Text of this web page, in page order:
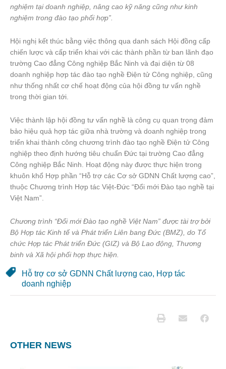
nghiệm tại doanh nghiệp, nâng cao kỹ năng cũng như kinh
nghiệm trong đào tạo phối hợp”.
Hội nghị kết thúc bằng việc thông qua danh sách Hội đồng cấp
chiến lược và cấp triển khai với các thành phần từ ban lãnh đạo
trường Cao đẳng Công nghiệp Bắc Ninh và đại diện từ 08
doanh nghiệp hợp tác đào tạo nghề Điện tử Công nghiệp, cũng
như thống nhất cơ chế hoạt động của hội đồng tư vấn nghề
trong thời gian tới.
Việc thành lập hội đồng tư vấn nghề là công cụ quan trọng đảm
bảo hiệu quả hợp tác giữa nhà trường và doanh nghiệp trong
triển khai thành công chương trình đào tạo nghề Điện tử Công
nghiệp theo định hướng tiêu chuẩn Đức tại trường Cao đẳng
Công nghiệp Bắc Ninh. Hoạt động này được thực hiện trong
khuôn khổ Hợp phần “Hỗ trợ các Cơ sở GDNN Chất lượng cao”,
thuộc Chương trình Hợp tác Việt-Đức “Đổi mới Đào tạo nghề tại
Việt Nam”.
Chương trình “Đổi mới Đào tạo nghề Việt Nam” được tài trợ bởi
Bộ Hợp tác Kinh tế và Phát triển Liên bang Đức (BMZ), do Tổ
chức Hợp tác Phát triển Đức (GIZ) và Bộ Lao động, Thương
binh và Xã hội phối hợp thực hiện.
Hỗ trợ cơ sở GDNN Chất lượng cao, Hợp tác
doanh nghiệp
OTHER NEWS